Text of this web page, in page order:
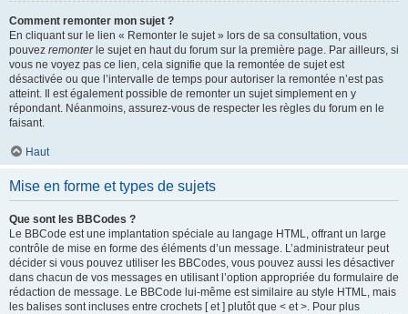
Comment remonter mon sujet ?
En cliquant sur le lien « Remonter le sujet » lors de sa consultation, vous
pouvez remonterle sujet en haut du forum sur la première page. Par ailleurs, si
vous ne voyez pas ce lien, cela signifie que la remontée de sujet est
désactivée ou que l’intervalle de temps pour autoriser la remontée n’est pas
atteint. Il est également possible de remonter un sujet simplement en y
répondant. Néanmoins, assurez-vous de respecter les règles du forum en le
faisant.
Haut
Mise en forme et types de sujets
Que sont les BBCodes ?
Le BBCode est une implantation spéciale au langage HTML, offrant un large
contrôle de mise en forme des éléments d’un message. L’administrateur peut
décider si vous pouvez utiliser les BBCodes, vous pouvez aussi les désactiver
dans chacun de vos messages en utilisant l’option appropriée du formulaire de
rédaction de message. Le BBCode lui-même est similaire au style HTML, mais
les balises sont incluses entre crochets [ et ] plutôt que < et >. Pour plus